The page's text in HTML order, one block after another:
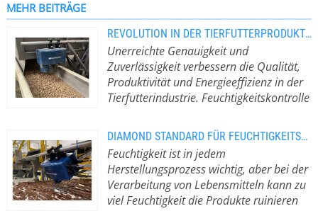
Feuchtemessung und die Echtzeit-
Feuchteprozesssteuerung her.
Berührungslos und unempfindlich
gegenüber Materialschwankungen
wie Partikelgröße, Materialhöhe und
Farbe liefern unsere Feuchtesensoren
Messwerte ohne Wartung und
einmaliger Kalibrierung. Reduzieren
Sie Ausfallzeiten, Startzeiten, Abfall-
und Energiekosten, indem Sie die
Pulver- und Schüttgutfeuchtigkeit in
jeder Phase des Prozesses
MEHR BEITRÄGE
REVOLUTION IN DER TIERFUTTERPRODUKTION MIT DEM FEUCHTESENSOR IR3000-F
Unerreichte Genauigkeit und
Zuverlässigkeit verbessern die Qualität,
Produktivität und Energieeffizienz in der
Tierfutterindustrie. Feuchtigkeitskontrolle
FMit der IR3000-F-Serie stellt
MoistTech eine bahnbrechende
Lösung für die präzise
Feuchtigkeitsanalyse von praktisch
jedem Tierfutter oder Rohmaterial
vor. Der IR3000-F zeichnet sich durch
DIAMOND STANDARD FÜR FEUCHTIGKEITSKONTROLLE BEI LEBENSMITTELN
Feuchtigkeit ist in jedem
Herstellungsprozess wichtig, aber bei der
Verarbeitung von Lebensmitteln kann zu
viel Feuchtigkeit die Produkte ruinieren